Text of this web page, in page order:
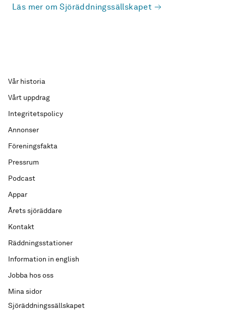
Läs mer om Sjöräddningssällskapet
Sjöräddningssällskapet
Vår historia
Vårt uppdrag
Integritetspolicy
Annonser
Föreningsfakta
Pressrum
Podcast
Appar
Årets sjöräddare
Kontakt
Räddningsstationer
Information in english
Jobba hos oss
Mina sidor